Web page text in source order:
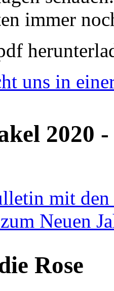
immer
uns in
2020
mit den
Neuen
Rose